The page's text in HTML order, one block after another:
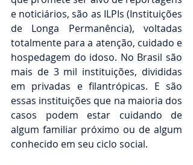
e noticiários, são as ILPIs (Instituições
de Longa Permanência), voltadas
totalmente para a atenção, cuidado e
hospedagem do idoso. No Brasil são
mais de 3 mil instituições, divididas
em privadas e filantrópicas. E são
essas instituições que na maioria dos
casos podem estar cuidando de
algum familiar próximo ou de algum
conhecido em seu ciclo social.